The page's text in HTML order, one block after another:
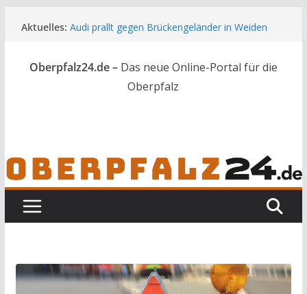
Inhalt
Aktuelles: Audi prallt gegen Brückengeländer in Weiden
Kindergeburtstag endet für Erwachsene im
Polizeigewahrsam
Wenn selbst der Polizeialltag kurios wird
Oberpfalz24.de – Das neue Online-Portal für die
Oberpfalz